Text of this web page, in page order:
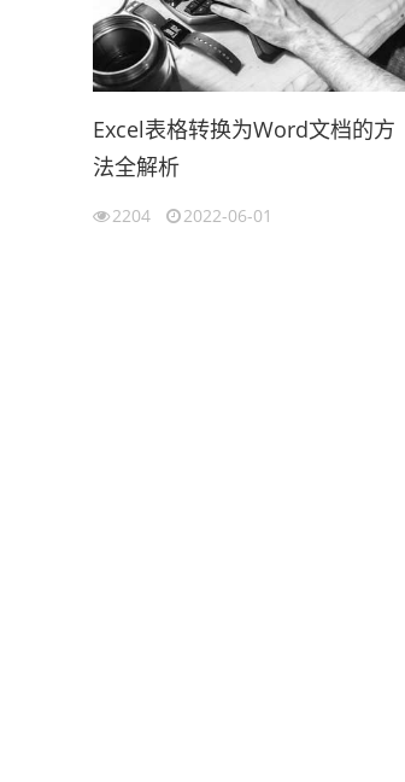
Excel表格转换为Word文档的方
法全解析
2204 2022-06-01